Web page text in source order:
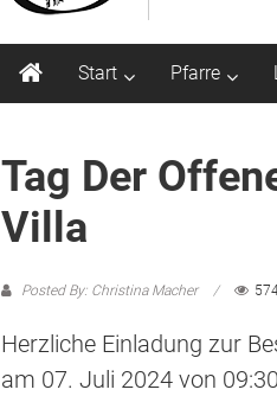
Start Pfarre
Tag Der
Villa
Posted By: Christina Macher
Herzliche Einladung zur
am 07. Juli 2024 von